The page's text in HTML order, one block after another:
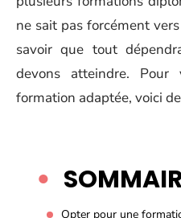
ne sait pas forcément
savoir que tout
devons atteindre.
formation adaptée, voici
Opter pour une